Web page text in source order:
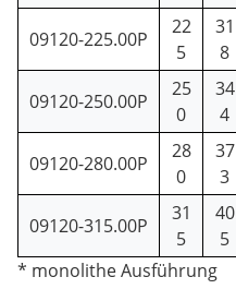
09120-225.00P
22
5
31
8
09120-250.00P
25
0
34
4
09120-280.00P
28
0
37
3
09120-315.00P
31
5
40
5
* monolithe Ausführung